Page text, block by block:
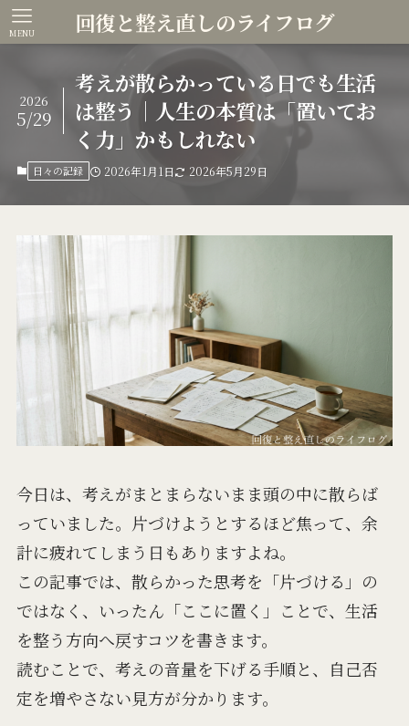
回復と整え直しのライフログ
MENU
考えが散らかっている日でも生活
は整う｜人生の本質は「置いてお
く力」かもしれない
2026
5/29
日々の記録 2026年1月1日 2026年5月29日
今日は、考えがまとまらないまま頭の中に散らば
っていました。片づけようとするほど焦って、余
計に疲れてしまう日もありますよね。
この記事では、散らかった思考を「片づける」の
ではなく、いったん「ここに置く」ことで、生活
を整う方向へ戻すコツを書きます。
読むことで、考えの音量を下げる手順と、自己否
定を増やさない見方が分かります。